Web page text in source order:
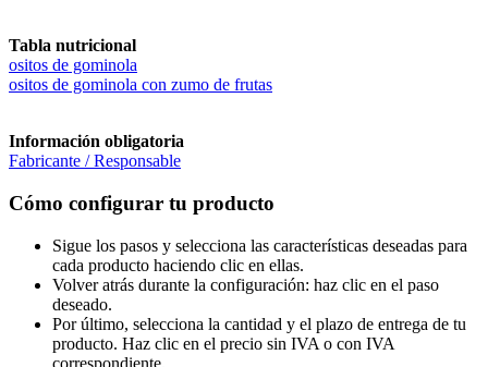
Tabla nutricional
ositos de gominola
ositos de gominola con zumo de frutas
Información obligatoria
Fabricante / Responsable
Cómo configurar tu producto
Sigue los pasos y selecciona las características deseadas para
cada producto haciendo clic en ellas.
Volver atrás durante la configuración: haz clic en el paso
deseado.
Por último, selecciona la cantidad y el plazo de entrega de tu
producto. Haz clic en el precio sin IVA o con IVA
correspondiente.